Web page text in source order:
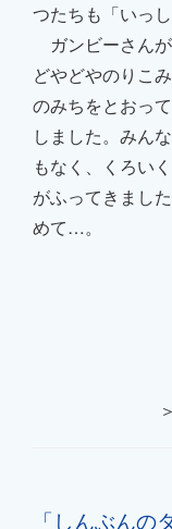
つたちも「いっ
ガンビーさん
どやどやのりこ
のみちをとおっ
しました。みん
もなく、
くろい
がふってきまし
めて…。
「 しんぶんの